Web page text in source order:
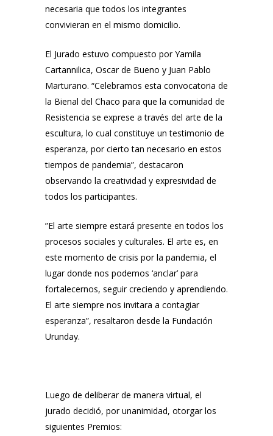
necesaria que todos los integrantes
convivieran en el mismo domicilio.
El Jurado estuvo compuesto por Yamila
Cartannilica, Oscar de Bueno y Juan Pablo
Marturano. “Celebramos esta convocatoria de
la Bienal del Chaco para que la comunidad de
Resistencia se exprese a través del arte de la
escultura, lo cual constituye un testimonio de
esperanza, por cierto tan necesario en estos
tiempos de pandemia”, destacaron
observando la creatividad y expresividad de
todos los participantes.
”El arte siempre estará presente en todos los
procesos sociales y culturales. El arte es, en
este momento de crisis por la pandemia, el
lugar donde nos podemos ‘anclar’ para
fortalecernos, seguir creciendo y aprendiendo.
El arte siempre nos invitara a contagiar
esperanza”, resaltaron desde la Fundación
Urunday.
Luego de deliberar de manera virtual, el
jurado decidió, por unanimidad, otorgar los
siguientes Premios: